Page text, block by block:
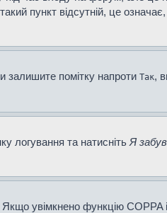
пункт відсутній, це
залишите помітку напроти Так,
логування та натисніть Я
увімкнено функцію COPPA